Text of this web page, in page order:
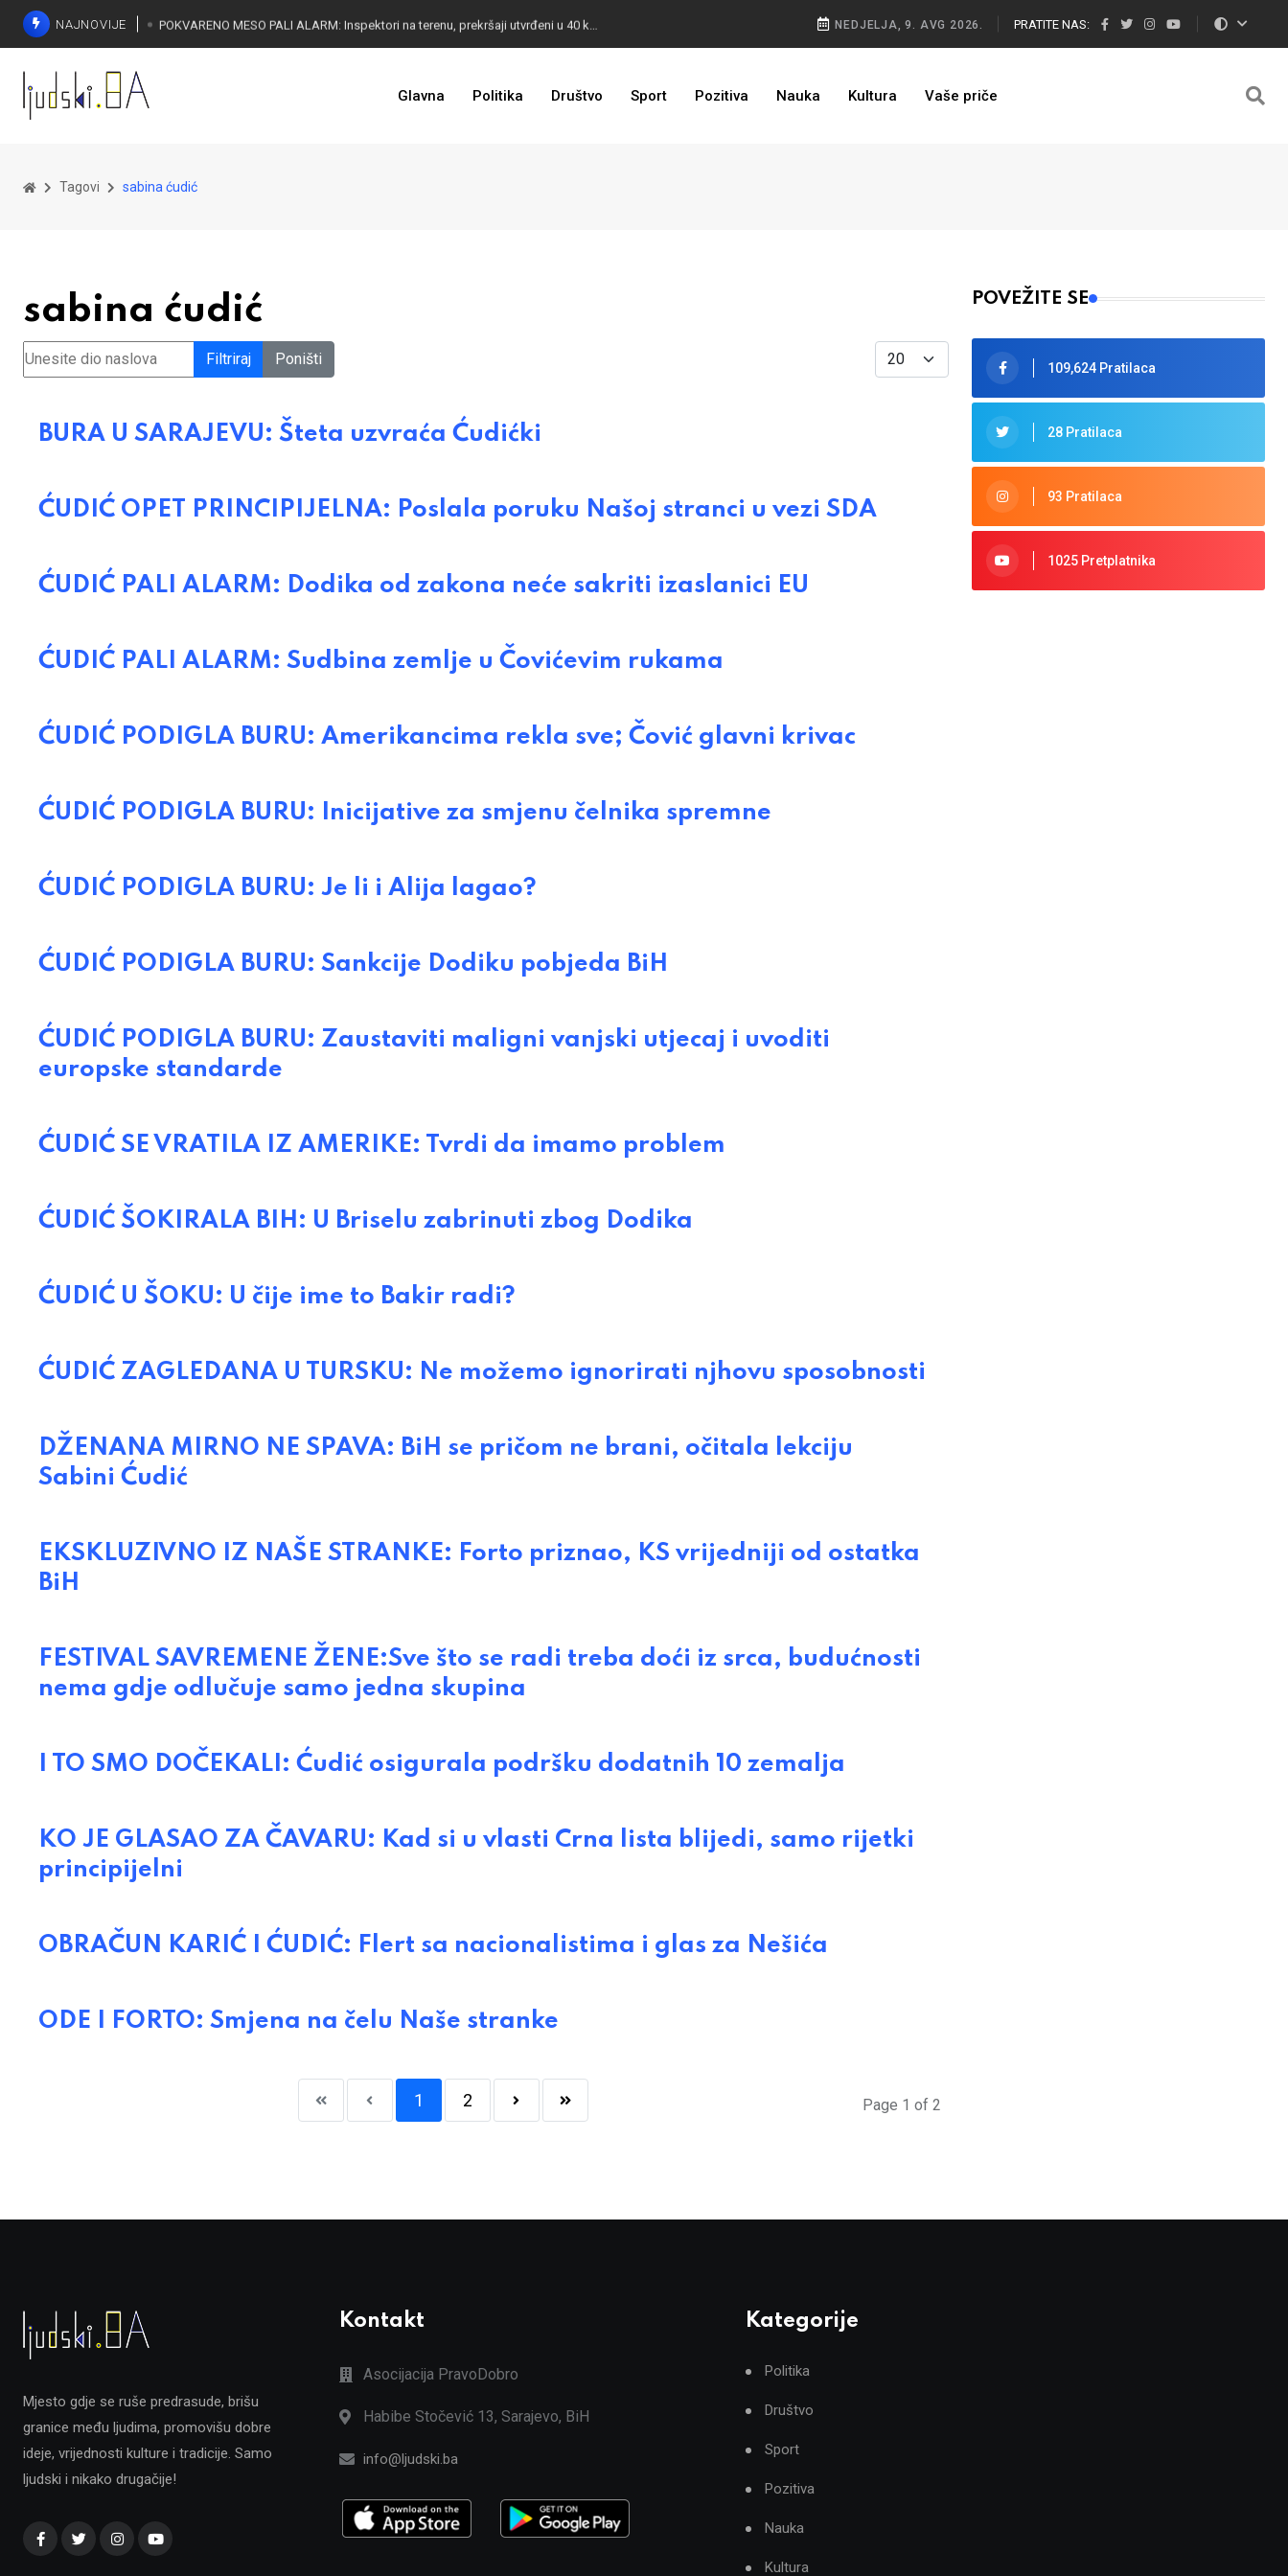
NAJNOVIJE NEDJELJA, 9. AVG 2026. PRATITE NAS:
Glavna Politika Društvo Sport Pozitiva Nauka Kultura Vaše priče
Tagovi sabina ćudić
sabina ćudić
Unesite dio naslova Filtriraj Poništi Display #
BURA U SARAJEVU: Šteta uzvraća Ćudićki
ĆUDIĆ OPET PRINCIPIJELNA: Poslala poruku Našoj stranci u vezi SDA
ĆUDIĆ PALI ALARM: Dodika od zakona neće sakriti izaslanici EU
ĆUDIĆ PALI ALARM: Sudbina zemlje u Čovićevim rukama
ĆUDIĆ PODIGLA BURU: Amerikancima rekla sve; Čović glavni krivac
ĆUDIĆ PODIGLA BURU: Inicijative za smjenu čelnika spremne
ĆUDIĆ PODIGLA BURU: Je li i Alija lagao?
ĆUDIĆ PODIGLA BURU: Sankcije Dodiku pobjeda BiH
ĆUDIĆ PODIGLA BURU: Zaustaviti maligni vanjski utjecaj i uvoditi
europske standarde
ĆUDIĆ SE VRATILA IZ AMERIKE: Tvrdi da imamo problem
ĆUDIĆ ŠOKIRALA BIH: U Briselu zabrinuti zbog Dodika
ĆUDIĆ U ŠOKU: U čije ime to Bakir radi?
ĆUDIĆ ZAGLEDANA U TURSKU: Ne možemo ignorirati njhovu sposobnosti
DŽENANA MIRNO NE SPAVA: BiH se pričom ne brani, očitala lekciju
Sabini Ćudić
EKSKLUZIVNO IZ NAŠE STRANKE: Forto priznao, KS vrijedniji od ostatka
BiH
FESTIVAL SAVREMENE ŽENE:Sve što se radi treba doći iz srca, budućnosti
nema gdje odlučuje samo jedna skupina
I TO SMO DOČEKALI: Ćudić osigurala podršku dodatnih 10 zemalja
KO JE GLASAO ZA ČAVARU: Kad si u vlasti Crna lista blijedi, samo rijetki
principijelni
OBRAČUN KARIĆ I ĆUDIĆ: Flert sa nacionalistima i glas za Nešića
ODE I FORTO: Smjena na čelu Naše stranke
Page 1 of 2
1 2
POVEŽITE SE
109,624 Pratilaca
28 Pratilaca
93 Pratilaca
1025 Pretplatnika
Mjesto gdje se ruše predrasude, brišu
granice među ljudima, promovišu dobre
ideje, vrijednosti kulture i tradicije. Samo
ljudski i nikako drugačije!
Kontakt
Asocijacija PravoDobro
Habibe Stočević 13, Sarajevo, BiH
info@ljudski.ba
Kategorije
Politika
Društvo
Sport
Pozitiva
Nauka
Kultura